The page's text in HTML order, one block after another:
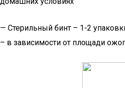
— Стерильный бинт – 1-2
– в зависимости от площади